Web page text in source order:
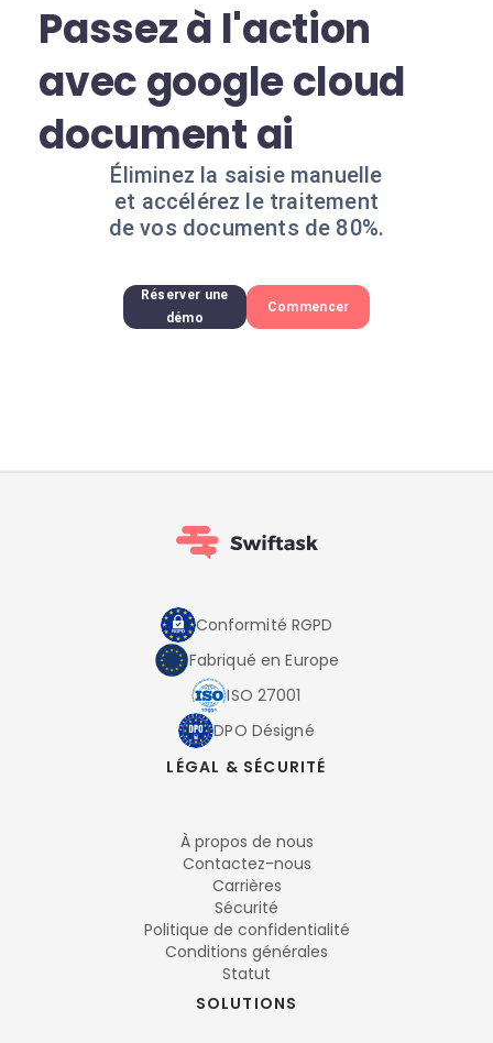
Passez à l'action
avec google cloud
document ai
Éliminez la saisie manuelle
et accélérez le traitement
de vos documents de 80%.
Réserver une
démo
Commencer
Conformité RGPD
Fabriqué en Europe
ISO 27001
DPO Désigné
LÉGAL & SÉCURITÉ
À propos de nous
Contactez-nous
Carrières
Sécurité
Politique de confidentialité
Conditions générales
Statut
SOLUTIONS